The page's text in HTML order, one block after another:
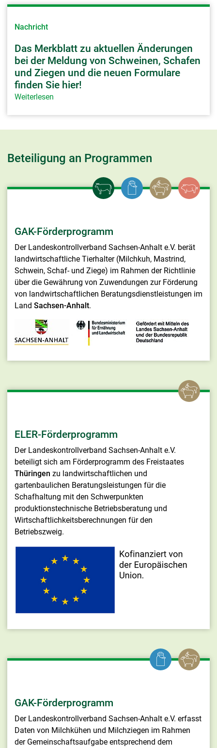
Nachricht
Das Merkblatt zu aktuellen Änderungen
bei der Meldung von Schweinen, Schafen
und Ziegen und die neuen Formulare
finden Sie hier!
Weiterlesen
Beteiligung an Programmen
GAK-Förderprogramm
Der Landeskontrollverband Sachsen-Anhalt e.V. berät
landwirtschaftliche Tierhalter (Milchkuh, Mastrind,
Schwein, Schaf- und Ziege) im Rahmen der Richtlinie
über die Gewährung von Zuwendungen zur Förderung
von landwirtschaftlichen Beratungsdienstleistungen im
Land Sachsen-Anhalt.
ELER-Förderprogramm
Der Landeskontrollverband Sachsen-Anhalt e.V.
beteiligt sich am Förderprogramm des Freistaates
Thüringen zu landwirtschaftlichen und
gartenbaulichen Beratungsleistungen für die
Schafhaltung mit den Schwerpunkten
produktionstechnische Betriebsberatung und
Wirtschaftlichkeitsberechnungen für den
Betriebszweig.
GAK-Förderprogramm
Der Landeskontrollverband Sachsen-Anhalt e.V. erfasst
Daten von Milchkühen und Milchziegen im Rahmen
der Gemeinschaftsaufgabe entsprechend dem